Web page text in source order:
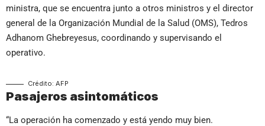
ministra, que se encuentra junto a otros ministros y el director
general de la Organización Mundial de la Salud (OMS), Tedros
Adhanom Ghebreyesus, coordinando y supervisando el
operativo.
Crédito: AFP
Pasajeros asintomáticos
“La operación ha comenzado y está yendo muy bien.